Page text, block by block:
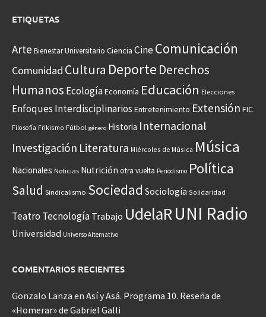
ETIQUETAS
Arte Bienestar Universitario Ciencia CineComunicación
Comunidad Cultura Deporte Derechos
Humanos EcologíaEconomía Educación Elecciones
Enfoques Interdisciplinarios Entretenimiento Extensión FIC
Filosofía Frikismo Fútbol género Historia Internacional
Investigación Literatura Miércoles de Música Música
Nacionales Noticias Nutrición otra vuelta Periodismo Política
Salud Sindicalismo Sociedad Sociología Solidaridad
Teatro Tecnología Trabajo UdelaR UNI Radio
Universidad Universo Alternativo
COMENTARIOS RECIENTES
Gonzalo Lanza en Así y Asá. Programa 10. Reseña de
«Homerar» de Gabriel Galli